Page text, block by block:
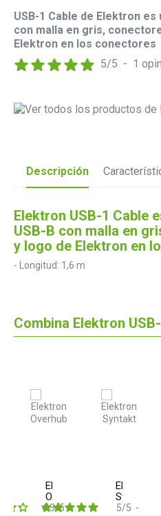
USB-1 Cable de Elektron es
con malla en gris,
Elektron en los conectores
5/5 - 1
Descripción
Elektron USB-1 Cable
USB-B con malla en
y logo de Elektron en
- Longitud: 1,6 m
Combina Elektron
Elektron
Overhub
4.3/5-
Elektron
Syntakt
5/5 -